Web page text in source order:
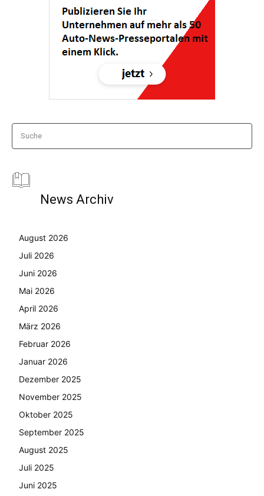
Suche
News Archiv
August 2026
Juli 2026
Juni 2026
Mai 2026
April 2026
März 2026
Februar 2026
Januar 2026
Dezember 2025
November 2025
Oktober 2025
September 2025
August 2025
Juli 2025
Juni 2025